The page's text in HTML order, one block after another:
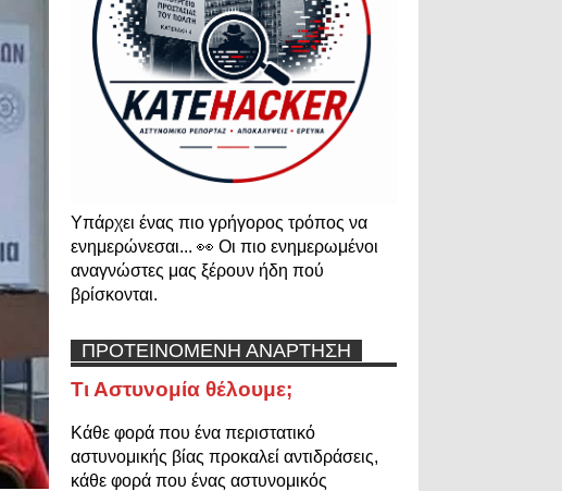
Υπάρχει ένας πιο γρήγορος τρόπος να
ενημερώνεσαι... 👀 Οι πιο ενημερωμένοι
αναγνώστες μας ξέρουν ήδη πού
βρίσκονται.
ΠΡΟΤΕΙΝΟΜΕΝΗ ΑΝΑΡΤΗΣΗ
Τι Αστυνομία θέλουμε;
Κάθε φορά που ένα περιστατικό
αστυνομικής βίας προκαλεί αντιδράσεις,
κάθε φορά που ένας αστυνομικός